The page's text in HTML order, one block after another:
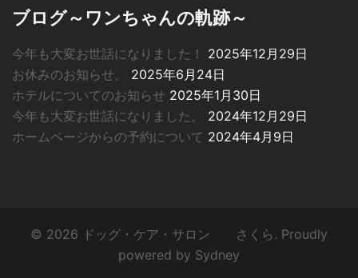
ブログ～ワンちゃんの軌跡～
今年も大変お世話になりました！
2025年12月29日
お休みのお知らせ。
2025年6月24日
ホテルについてのお知らせ 2025年1月30日
今年も大変お世話になりました。
2024年12月29日
ホームページからの予約について 2024年4月9日
© 2026 ドッグ・ケア・サロン さくら. Proudly
powered by Sydney